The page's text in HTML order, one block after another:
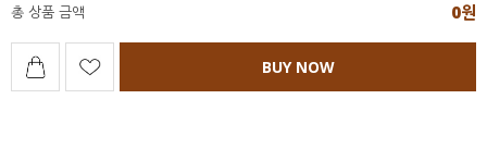
총 상품 금액 0원
BUY NOW